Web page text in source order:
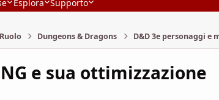
Esplora Supporto
Dungeons & Dragons D&D 3e personaggi e
e sua ottimizzazione